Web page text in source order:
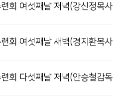
회 여섯째날 저녁(강신정목
회 여섯째날 새벽(경지환목
회 다섯째날 저녁(안승철감